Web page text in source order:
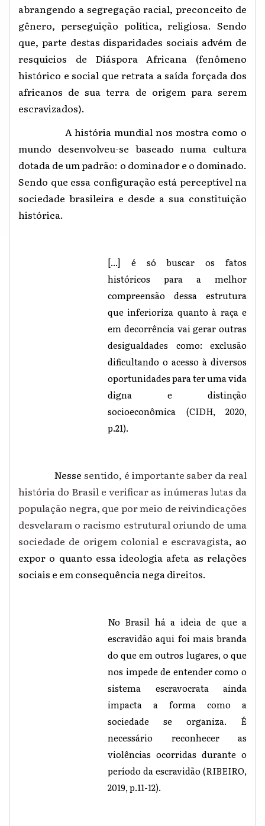
abrangendo a segregação racial, preconceito de
gênero, perseguição política, religiosa. Sendo
que, parte destas disparidades sociais advém de
resquícios de Diáspora Africana (fenômeno
histórico e social que retrata a saída forçada dos
africanos de sua terra de origem para serem
escravizados).
A história mundial nos mostra como o
mundo desenvolveu-se baseado numa cultura
dotada de um padrão: o dominador e o dominado.
Sendo que essa configuração está perceptível na
sociedade brasileira e desde a sua constituição
histórica.
[...] é só buscar os fatos
históricos para a melhor
compreensão dessa estrutura
que inferioriza quanto à raça e
em decorrência vai gerar outras
desigualdades como: exclusão
dificultando o acesso à diversos
oportunidades para ter uma vida
digna e distinção
socioeconômica (CIDH, 2020,
p.21).
Nesse sentido, é importante saber da real
história do Brasil e verificar as inúmeras lutas da
população negra, que por meio de reivindicações
desvelaram o racismo estrutural oriundo de uma
sociedade de origem colonial e escravagista, ao
expor o quanto essa ideologia afeta as relações
sociais e em consequência nega direitos.
No Brasil há a ideia de que a
escravidão aqui foi mais branda
do que em outros lugares, o que
nos impede de entender como o
sistema escravocrata ainda
impacta a forma como a
sociedade se organiza. É
necessário reconhecer as
violências ocorridas durante o
período da escravidão (RIBEIRO,
2019, p.11-12).